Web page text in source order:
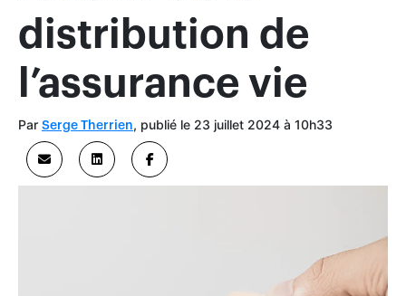
distribution de
l’assurance vie
Par Serge Therrien, publié le 23 juillet 2024 à 10h33